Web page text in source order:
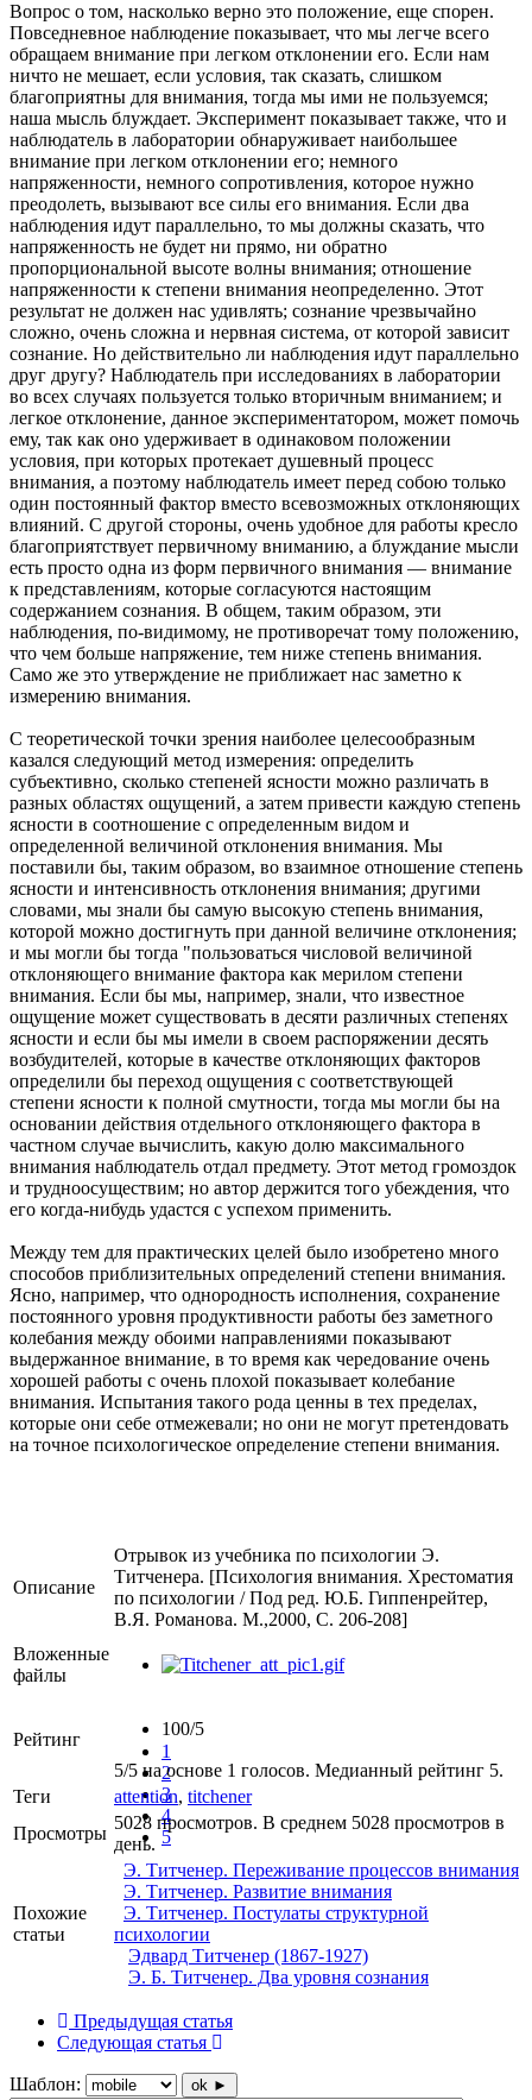
Вопрос о том, насколько верно это положение, еще спорен.
Повседневное наблюдение показывает, что мы легче всего
обращаем внимание при легком отклонении его. Если нам
ничто не мешает, если условия, так сказать, слишком
благоприятны для внимания, тогда мы ими не пользуемся;
наша мысль блуждает. Эксперимент показывает также, что и
наблюдатель в лаборатории обнаруживает наибольшее
внимание при легком отклонении его; немного
напряженности, немного сопротивления, которое нужно
преодолеть, вызывают все силы его внимания. Если два
наблюдения идут параллельно, то мы должны сказать, что
напряженность не будет ни прямо, ни обратно
пропорциональной высоте волны внимания; отношение
напряженности к степени внимания неопределенно. Этот
результат не должен нас удивлять; сознание чрезвычайно
сложно, очень сложна и нервная система, от которой зависит
сознание. Но действительно ли наблюдения идут параллельно
друг другу? Наблюдатель при исследованиях в лаборатории
во всех случаях пользуется только вторичным вниманием; и
легкое отклонение, данное экспериментатором, может помочь
ему, так как оно удерживает в одинаковом положении
условия, при которых протекает душевный процесс
внимания, а поэтому наблюдатель имеет перед собою только
один постоянный фактор вместо всевозможных отклоняющих
влияний. С другой стороны, очень удобное для работы кресло
благоприятствует первичному вниманию, а блуждание мысли
есть просто одна из форм первичного внимания — внимание
к представлениям, которые согласуются настоящим
содержанием сознания. В общем, таким образом, эти
наблюдения, по-видимому, не противоречат тому положению,
что чем больше напряжение, тем ниже степень внимания.
Само же это утверждение не приближает нас заметно к
измерению внимания.
С теоретической точки зрения наиболее целесообразным
казался следующий метод измерения: определить
субъективно, сколько степеней ясности можно различать в
разных областях ощущений, а затем привести каждую степень
ясности в соотношение с определенным видом и
определенной величиной отклонения внимания. Мы
поставили бы, таким образом, во взаимное отношение степень
ясности и интенсивность отклонения внимания; другими
словами, мы знали бы самую высокую степень внимания,
которой можно достигнуть при данной величине отклонения;
и мы могли бы тогда "пользоваться числовой величиной
отклоняющего внимание фактора как мерилом степени
внимания. Если бы мы, например, знали, что известное
ощущение может существовать в десяти различных степенях
ясности и если бы мы имели в своем распоряжении десять
возбудителей, которые в качестве отклоняющих факторов
определили бы переход ощущения с соответствующей
степени ясности к полной смутности, тогда мы могли бы на
основании действия отдельного отклоняющего фактора в
частном случае вычислить, какую долю максимального
внимания наблюдатель отдал предмету. Этот метод громоздок
и трудноосуществим; но автор держится того убеждения, что
его когда-нибудь удастся с успехом применить.
Между тем для практических целей было изобретено много
способов приблизительных определений степени внимания.
Ясно, например, что однородность исполнения, сохранение
постоянного уровня продуктивности работы без заметного
колебания между обоими направлениями показывают
выдержанное внимание, в то время как чередование очень
хорошей работы с очень плохой показывает колебание
внимания. Испытания такого рода ценны в тех пределах,
которые они себе отмежевали; но они не могут претендовать
на точное психологическое определение степени внимания.
Описание
Отрывок из учебника по психологии Э.
Титченера. [Психология внимания. Хрестоматия
по психологии / Под ред. Ю.Б. Гиппенрейтер,
В.Я. Романова. М.,2000, С. 206-208]
Вложенные
файлы
Рейтинг
100/5
1
2
3
4
5
5/5 на основе 1 голосов. Медианный рейтинг 5.
Теги
attention, titchener
Просмотры
5028 просмотров. В среднем 5028 просмотров в
день.
Похожие
статьи
Э. Титченер. Переживание процессов внимания
Э. Титченер. Развитие внимания
Э. Титченер. Постулаты структурной
психологии
Эдвард Титченер (1867-1927)
Э. Б. Титченер. Два уровня сознания
Предыдущая статья
Следующая статья
Шаблон: ok ►